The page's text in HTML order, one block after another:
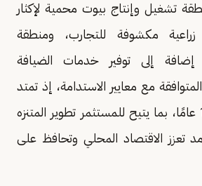
تشغيل وإنتاج بيوت محمية لإكثار
مكشوفة للتجارب، ومنطقة
إلى توفير خدمات الضيافة
مع معايير الاستدامة، إذ تمتد
مدة التعاقد حتى 15 عامًا، بما يتيح للمستثمر تطوير المتنزه
تعزز الاقتصاد المحلي وتحافظ على